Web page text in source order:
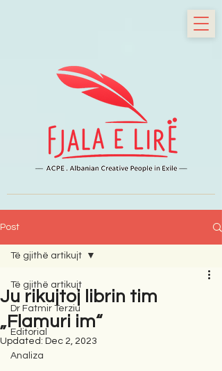
Post
Të gjithë artikujt
Dr Fatmir Terziu
Editorial
Analiza
Të gjithë artikujt
Ju rikujtoj librin tim
„Flamuri im“
Updated: Dec 2, 2023